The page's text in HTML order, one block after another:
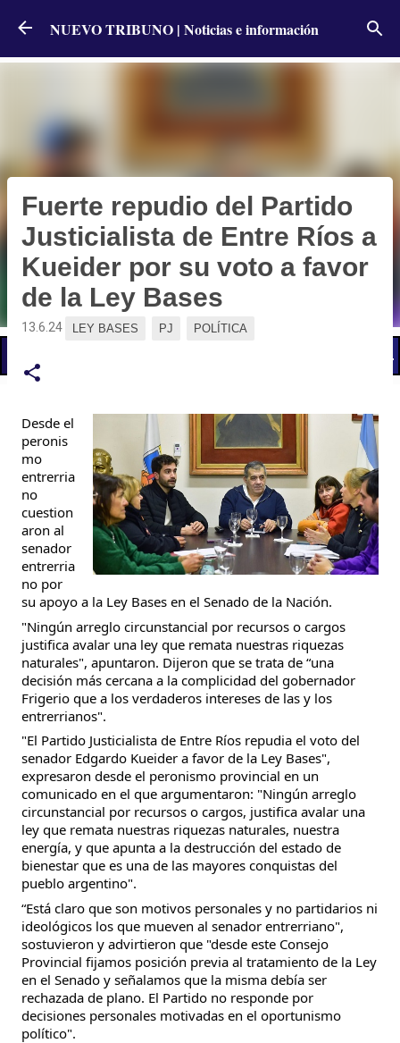
Ir al contenido principal
NUEVO TRIBUNO | Noticias e información
Fuerte repudio del Partido
Justicialista de Entre Ríos a
Kueider por su voto a favor
de la Ley Bases
13.6.24 LEY BASES PJ POLÍTICA
Desde el
peronis
mo
entrerria
no
cuestion
aron al
senador
entrerria
no por
su apoyo a la Ley Bases en el Senado de la Nación.
"Ningún arreglo circunstancial por recursos o cargos
justifica avalar una ley que remata nuestras riquezas
naturales", apuntaron. Dijeron que se trata de “una
decisión más cercana a la complicidad del gobernador
Frigerio que a los verdaderos intereses de las y los
entrerrianos".
"El Partido Justicialista de Entre Ríos repudia el voto del
senador Edgardo Kueider a favor de la Ley Bases",
expresaron desde el peronismo provincial en un
comunicado en el que argumentaron: "Ningún arreglo
circunstancial por recursos o cargos, justifica avalar una
ley que remata nuestras riquezas naturales, nuestra
energía, y que apunta a la destrucción del estado de
bienestar que es una de las mayores conquistas del
pueblo argentino".
“Está claro que son motivos personales y no partidarios ni
ideológicos los que mueven al senador entrerriano",
sostuvieron y advirtieron que "desde este Consejo
Provincial fijamos posición previa al tratamiento de la Ley
en el Senado y señalamos que la misma debía ser
rechazada de plano. El Partido no responde por
decisiones personales motivadas en el oportunismo
político".